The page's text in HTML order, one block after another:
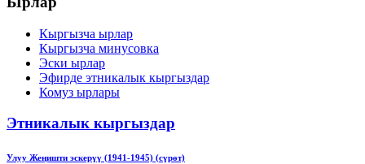
Кыргызча ырлар
Кыргызча минусовка
Эски ырлар
Эфирде этникалык кыргыздар
Комуз ырлары
Этникалык кыргыздар
Улуу Жеңишти эскерүү (1941-1945) (сүрөт)